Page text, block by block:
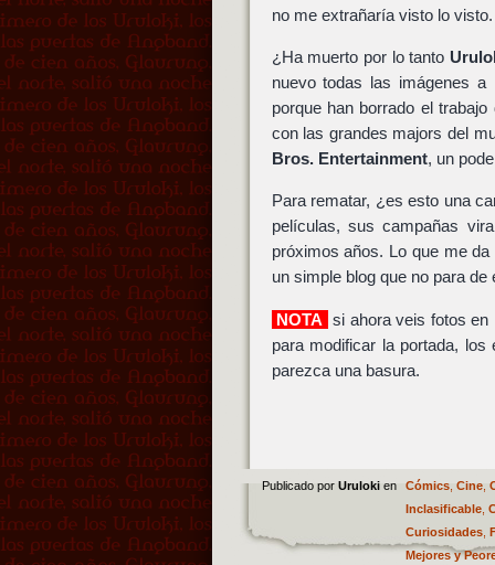
no me extrañaría visto lo visto.
¿Ha muerto por lo tanto
nuevo todas las imágenes
porque han borrado el
con las grandes majors del
Bros. Entertainment, un
Para rematar, ¿es esto una
películas, sus campañas
próximos años. Lo que me
un simple blog que no para
NOTA si ahora veis fotos en
para modificar la portada,
parezca una basura.
Publicado por Uruloki en Cómics, Cine,
Inclasificable,
Curiosidades,
Mejores y